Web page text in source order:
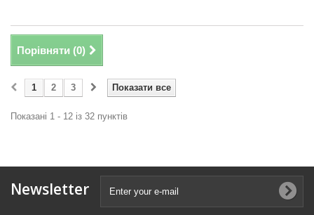
Порівняти (0)
Показати все
1 2 3
Показані 1 - 12 із 32 пунктів
Newsletter